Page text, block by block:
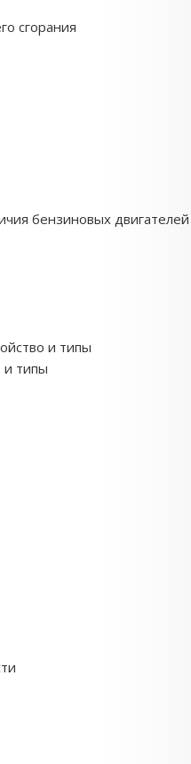
сгорания
бензиновых
и типы
и типы